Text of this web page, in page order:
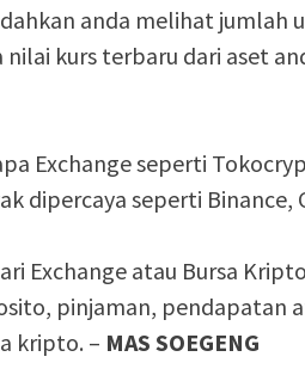
anda melihat jumlah
kurs terbaru dari aset
Exchange seperti
dipercaya seperti Binance,
Exchange atau Bursa
pinjaman, pendapatan
kripto. – MAS SOEGENG